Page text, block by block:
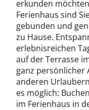
erkunden
Ferienhaus sind
gebunden und
zu Hause.
erlebnisreichen
auf der Terrasse
ganz persönlicher
anderen
es möglich:
im Ferienhaus in